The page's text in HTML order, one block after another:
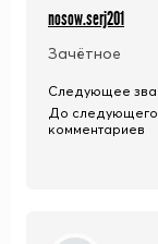
nosow.serj201
Зачётное
Следующее
До следующего
комментариев